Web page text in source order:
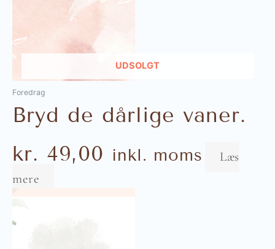
UDSOLGT
Foredrag
Bryd de dårlige vaner.
kr. 49,00 inkl. moms
Læs
mere